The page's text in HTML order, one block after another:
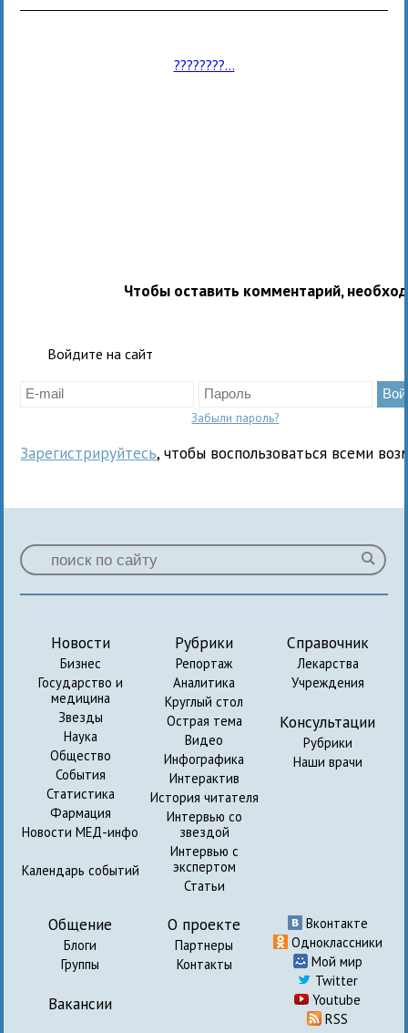
????????...
Чтобы оставить комментарий,
Войдите на сайт
Забыли пароль?
Зарегистрируйтесь, чтобы воспользоваться всеми
Новости
Бизнес
Государство и
медицина
Звезды
Наука
Общество
События
Статистика
Фармация
Новости МЕД-инфо
Календарь событий
Рубрики
Репортаж
Аналитика
Круглый стол
Острая тема
Видео
Инфографика
Интерактив
История читателя
Интервью со
звездой
Интервью с
экспертом
Статьи
Справочник
Лекарства
Учреждения
Консультации
Рубрики
Наши врачи
Общение
Блоги
Группы
Вакансии
О проекте
Партнеры
Контакты
Вконтакте
Одноклассники
Мой мир
Twitter
Youtube
RSS